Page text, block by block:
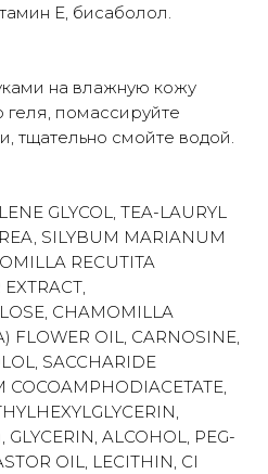
Е, бисаболол.
на влажную кожу
помассируйте
тщательно смойте водой.
GLYCOL, TEA-LAURYL
SILYBUM MARIANUM
RECUTITA
CHAMOMILLA
FLOWER OIL, CARNOSINE,
SACCHARIDE
ALCOHOL, PEG-
OIL, LECITHIN, CI